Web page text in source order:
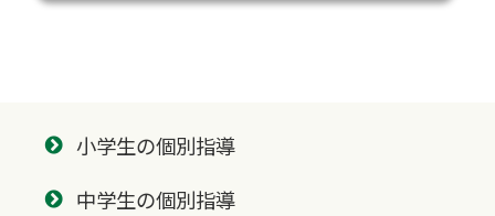
小学生の個別指導
中学生の個別指導